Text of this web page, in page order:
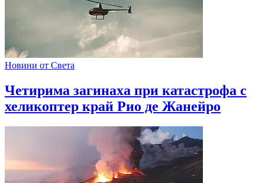
Новини от Света
Четирима загинаха при катастрофа с
хеликоптер край Рио де Жанейро